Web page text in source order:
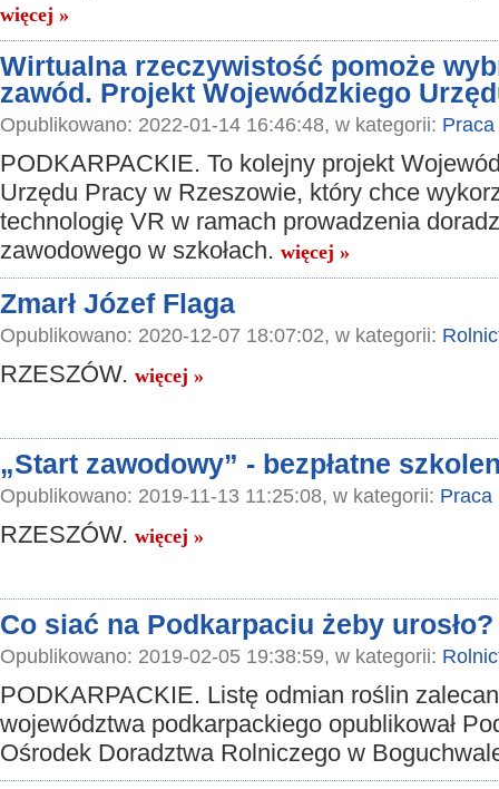
więcej »
Wirtualna rzeczywistość pomoże
zawód. Projekt Wojewódzkiego
Opublikowano: 2022-01-14 16:46:48, w kategorii: Praca
PODKARPACKIE. To kolejny projekt
Urzędu Pracy w Rzeszowie, który chce
technologię VR w ramach prowadzenia
zawodowego w szkołach. więcej »
Zmarł Józef Flaga
Opublikowano: 2020-12-07 18:07:02, w kategorii:
RZESZÓW. więcej »
„Start zawodowy” - bezpłatne
Opublikowano: 2019-11-13 11:25:08, w kategorii: Praca
RZESZÓW. więcej »
Co siać na Podkarpaciu żeby urosło?
Opublikowano: 2019-02-05 19:38:59, w kategorii:
PODKARPACKIE. Listę odmian roślin
województwa podkarpackiego opublikował
Ośrodek Doradztwa Rolniczego w